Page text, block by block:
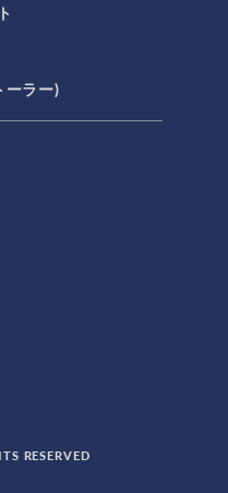
ーラー)
RESERVED